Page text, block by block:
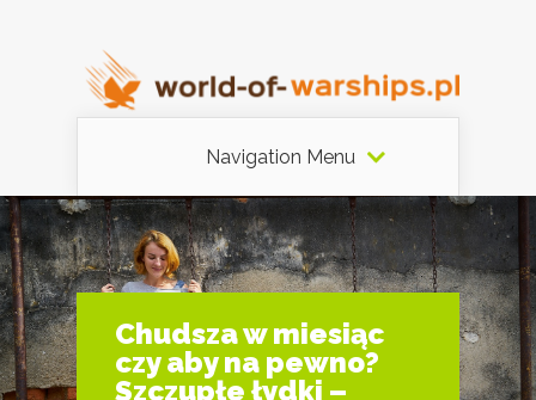
Navigation Menu
Chudsza w miesiąc
czy aby na pewno?
Szczupłe łydki –